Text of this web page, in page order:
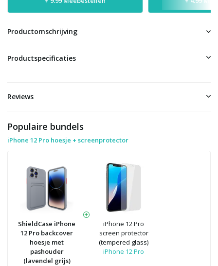
Productomschrijving
Productspecificaties
Reviews
Populaire bundels
iPhone 12 Pro hoesje + screenprotector
ShieldCase iPhone
12 Pro backcover
hoesje met
pashouder
(lavendel grijs)
iPhone 12 Pro
screen protector
(tempered glass)
iPhone 12 Pro